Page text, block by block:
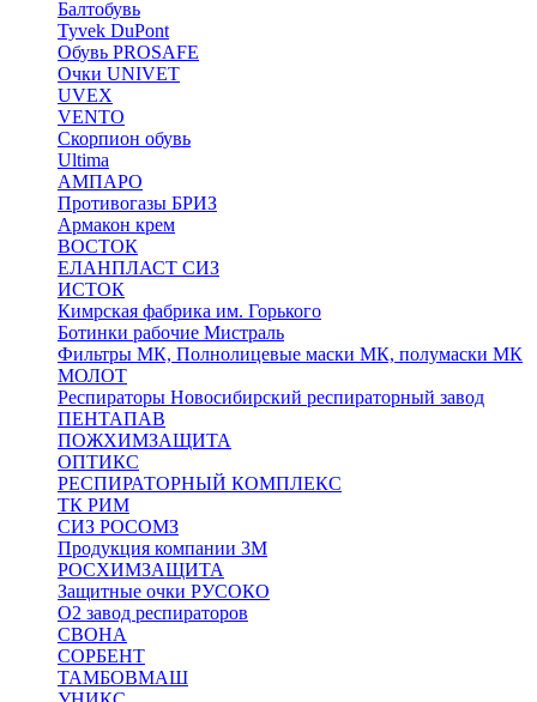
Балтобувь
Tyvek DuPont
Обувь PROSAFE
Очки UNIVET
UVEX
VENTO
Скорпион обувь
Ultima
АМПАРО
Противогазы БРИЗ
Армакон крем
ВОСТОК
ЕЛАНПЛАСТ СИЗ
ИСТОК
Кимрская фабрика им. Горького
Ботинки рабочие Мистраль
Фильтры МК, Полнолицевые маски МК, полумаски МК
МОЛОТ
Респираторы Новосибирский респираторный завод
ПЕНТАПАВ
ПОЖХИМЗАЩИТА
ОПТИКС
РЕСПИРАТОРНЫЙ КОМПЛЕКС
ТК РИМ
СИЗ РОСОМЗ
Продукция компании 3M
РОСХИМЗАЩИТА
Защитные очки РУСОКО
О2 завод респираторов
СВОНА
СОРБЕНТ
ТАМБОВМАШ